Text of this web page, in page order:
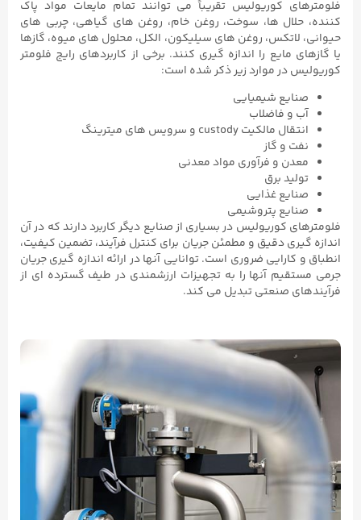
فلومترهای کوریولیس تقریباً می توانند تمام مایعات مواد پاک
کننده، حلال ها، سوخت، روغن خام، روغن های گیاهی، چربی های
حیوانی، لاتکس، روغن های سیلیکون، الکل، محلول های میوه، گازها
یا گازهای مایع را اندازه گیری کنند. برخی از کاربردهای رایج فلومتر
کوریولیس در موارد زیر ذکر شده است:
صنایع شیمیایی
آب و فاضلاب
انتقال مالکیت custody و سرویس های میترینگ
نفت و گاز
معدن و فرآوری مواد معدنی
تولید برق
صنایع غذایی
صنایع پتروشیمی
فلومترهای کوریولیس در بسیاری از صنایع دیگر کاربرد دارند که در آن
اندازه گیری دقیق و مطمئن جریان برای کنترل فرآیند، تضمین کیفیت،
انطباق و کارایی ضروری است. توانایی آنها در ارائه اندازه گیری جریان
جرمی مستقیم آنها را به تجهیزات ارزشمندی در طیف گسترده ای از
فرآیندهای صنعتی تبدیل می کند.